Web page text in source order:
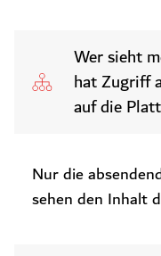
Wer sieht
hat Zugriff
auf die
Nur die
sehen den Inhalt